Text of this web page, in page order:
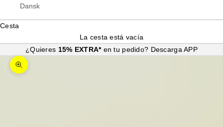
Dansk
Cesta
La cesta está vacía
¿Quieres 15% EXTRA* en tu pedido? Descarga APP
Zoom